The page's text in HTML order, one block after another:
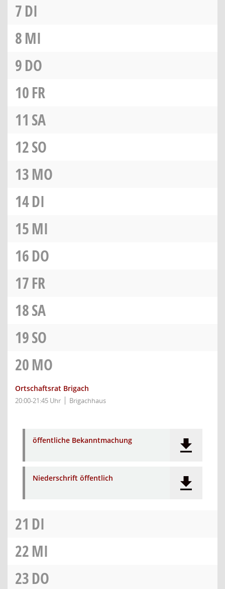
7DI
8MI
9DO
10FR
11 SA
12SO
13MO
14DI
15MI
16DO
17FR
18SA
19SO
20MO
Ortschaftsrat Brigach
20:00-21:45 Uhr Brigachhaus
öffentliche Bekanntmachung
Niederschrift öffentlich
21 DI
22MI
23DO